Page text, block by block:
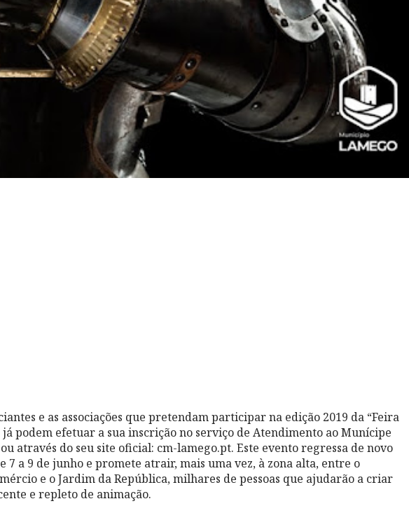
e as associações que pretendam participar na edição 2019 da “Feira
podem efetuar a sua inscrição no serviço de Atendimento ao Munícipe
através do seu site oficial: cm-lamego.pt. Este evento regressa de novo
7 a 9 de junho e promete atrair, mais uma vez, à zona alta, entre o
e o Jardim da República, milhares de pessoas que ajudarão a criar
e repleto de animação.